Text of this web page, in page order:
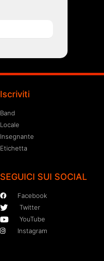
Iscriviti
Band
Locale
Insegnante
Etichetta
SEGUICI SUI SOCIAL
Facebook
Twitter
YouTube
Instagram